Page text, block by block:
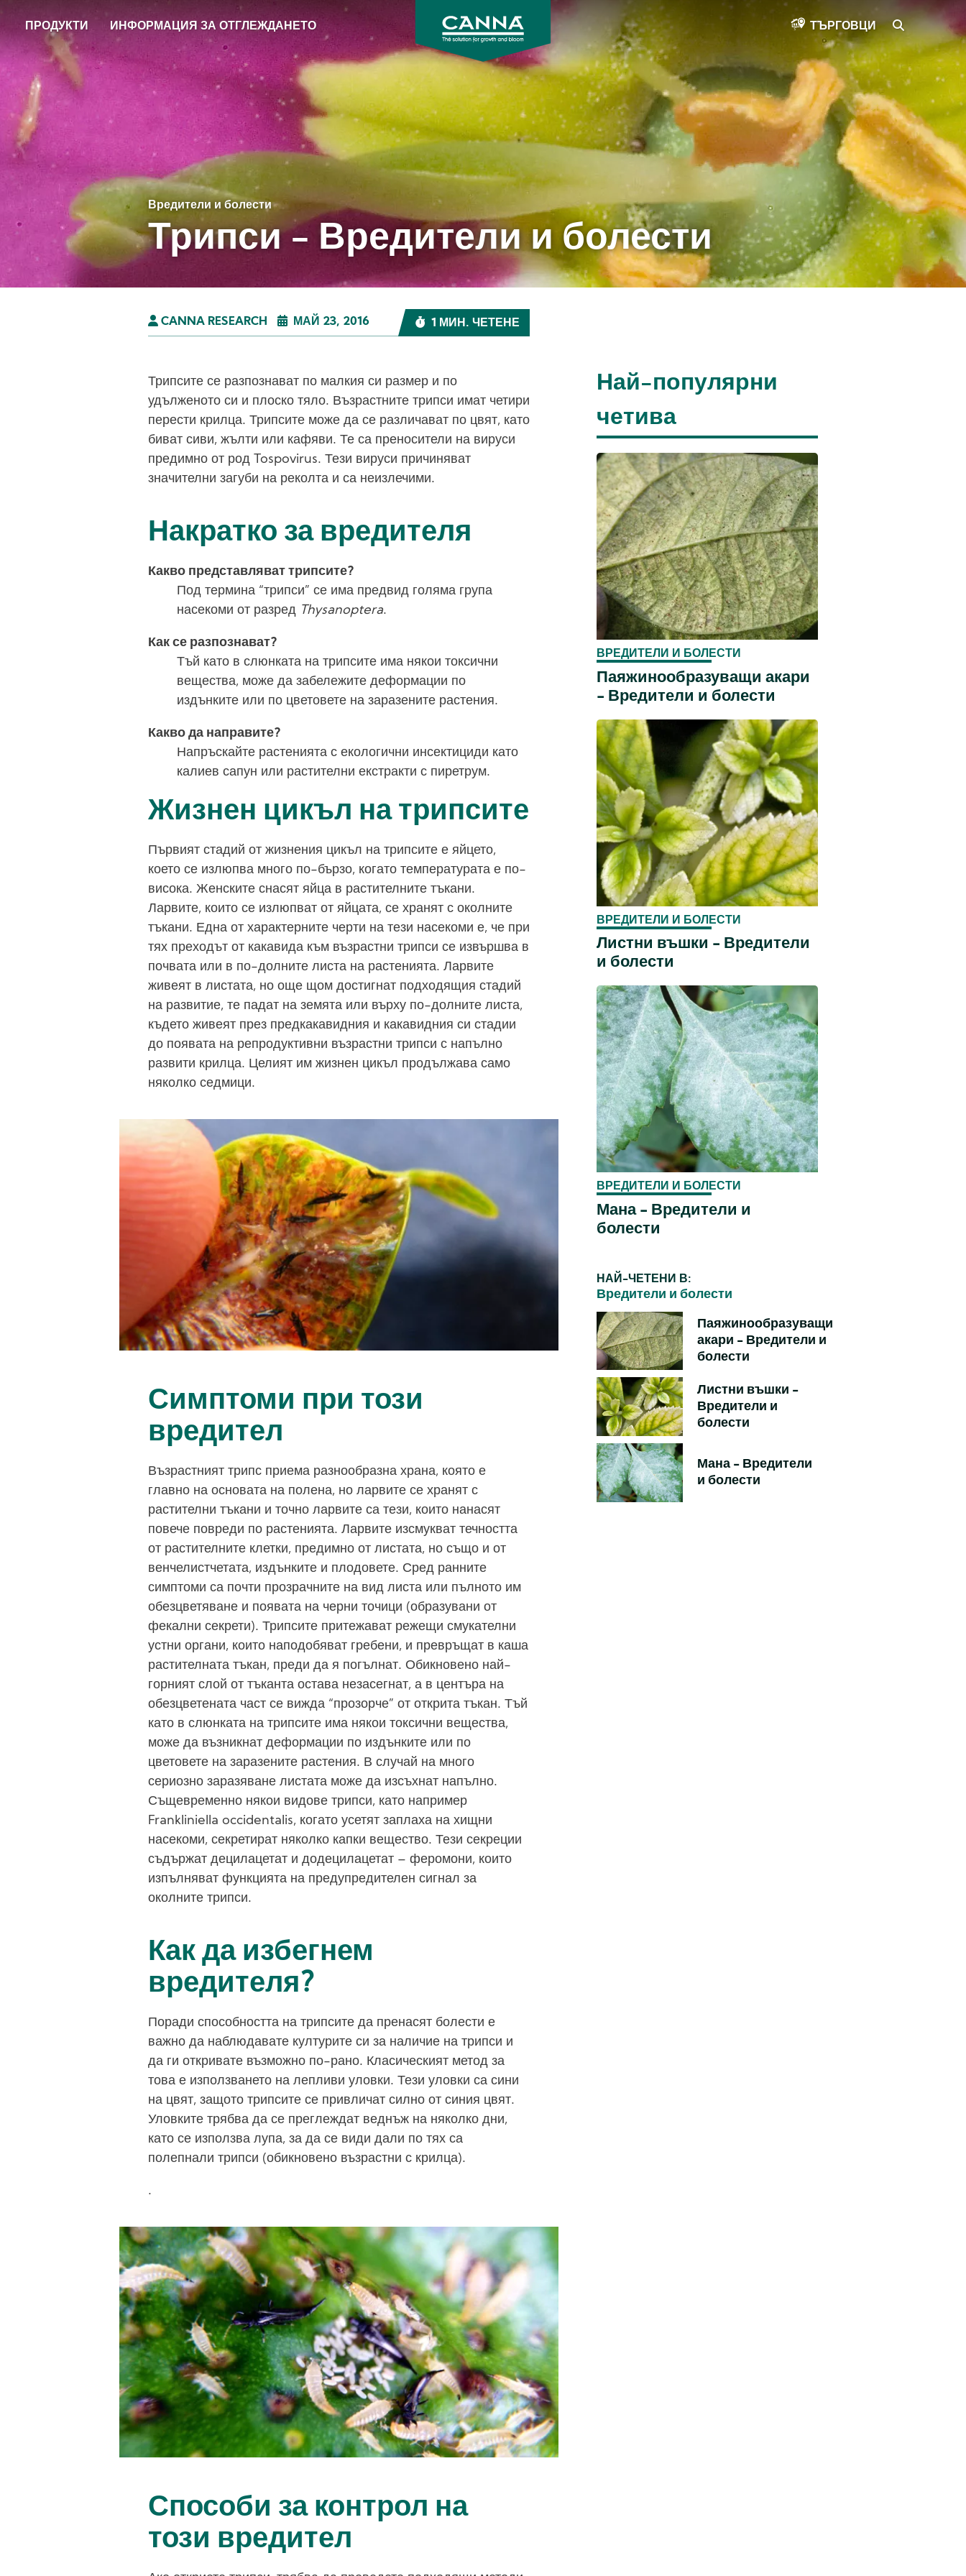
to
main
content
ПРОДУКТИ ИНФОРМАЦИЯ ЗА ОТГЛЕЖДАНЕТО
CANNA
ТЪРГОВЦИ SEARCH
Вредители и болести
Трипси - Вредители и болести
CANNA RESEARCH МАЙ 23, 2016 1 МИН. ЧЕТЕНЕ
Трипсите се разпознават по малкия си размер и по
удълженото си и плоско тяло. Възрастните трипси имат четири
перести крилца. Трипсите може да се различават по цвят, като
биват сиви, жълти или кафяви. Те са преносители на вируси
предимно от род Tospovirus. Тези вируси причиняват
значителни загуби на реколта и са неизлечими.
Накратко за вредителя
Какво представляват трипсите?
Под термина “трипси” се има предвид голяма група
насекоми от разред Thysanoptera.
Как се разпознават?
Тъй като в слюнката на трипсите има някои токсични
вещества, може да забележите деформации по
издънките или по цветовете на заразените растения.
Какво да направите?
Напръскайте растенията с екологични инсектициди като
калиев сапун или растителни екстракти с пиретрум.
Жизнен цикъл на трипсите
Първият стадий от жизнения цикъл на трипсите е яйцето,
което се излюпва много по-бързо, когато температурата е по-
висока. Женските снасят яйца в растителните тъкани.
Ларвите, които се излюпват от яйцата, се хранят с околните
тъкани. Една от характерните черти на тези насекоми е, че при
тях преходът от какавида към възрастни трипси се извършва в
почвата или в по-долните листа на растенията. Ларвите
живеят в листата, но още щом достигнат подходящия стадий
на развитие, те падат на земята или върху по-долните листа,
където живеят през предкакавидния и какавидния си стадии
до появата на репродуктивни възрастни трипси с напълно
развити крилца. Целият им жизнен цикъл продължава само
няколко седмици.
Симптоми при този
вредител
Възрастният трипс приема разнообразна храна, която е
главно на основата на полена, но ларвите се хранят с
растителни тъкани и точно ларвите са тези, които нанасят
повече повреди по растенията. Ларвите изсмукват течността
от растителните клетки, предимно от листата, но също и от
венчелистчетата, издънките и плодовете. Сред ранните
симптоми са почти прозрачните на вид листа или пълното им
обезцветяване и появата на черни точици (образувани от
фекални секрети). Трипсите притежават режещи смукателни
устни органи, които наподобяват гребени, и превръщат в каша
растителната тъкан, преди да я погълнат. Обикновено най-
горният слой от тъканта остава незасегнат, а в центъра на
обезцветената част се вижда “прозорче” от открита тъкан. Тъй
като в слюнката на трипсите има някои токсични вещества,
може да възникнат деформации по издънките или по
цветовете на заразените растения. В случай на много
сериозно заразяване листата може да изсъхнат напълно.
Същевременно някои видове трипси, като например
Frankliniella occidentalis, когато усетят заплаха на хищни
насекоми, секретират няколко капки вещество. Тези секреции
съдържат децилацетат и додецилацетат – феромони, които
изпълняват функцията на предупредителен сигнал за
околните трипси.
Как да избегнем
вредителя?
Поради способността на трипсите да пренасят болести е
важно да наблюдавате културите си за наличие на трипси и
да ги откривате възможно по-рано. Класическият метод за
това е използването на лепливи уловки. Тези уловки са сини
на цвят, защото трипсите се привличат силно от синия цвят.
Уловките трябва да се преглеждат веднъж на няколко дни,
като се използва лупа, за да се види дали по тях са
полепнали трипси (обикновено възрастни с крилца).
.
Image
Способи за контрол на
този вредител
Най-популярни
четива
ВРЕДИТЕЛИ И БОЛЕСТИ
Паяжинообразуващи акари
- Вредители и болести
ВРЕДИТЕЛИ И БОЛЕСТИ
Листни въшки - Вредители
и болести
ВРЕДИТЕЛИ И БОЛЕСТИ
Мана - Вредители и
болести
НАЙ-ЧЕТЕНИ В:
Вредители и болести
Паяжинообразуващи
акари - Вредители и
болести
Листни въшки -
Вредители и
болести
Мана - Вредители
и болести